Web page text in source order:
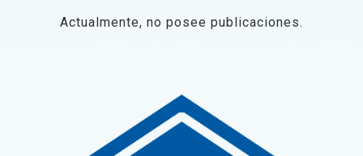
Actualmente, no posee publicaciones.